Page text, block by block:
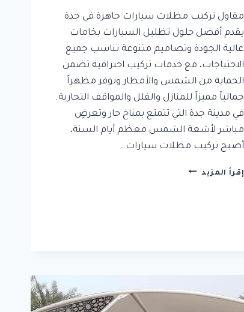
مقاول تركيب مظلات سيارات جاهزة في جدة
يقدم أفضل حلول تظليل السيارات بخامات
عالية الجودة وتصاميم متنوعة تناسب جميع
الاحتياجات، مع خدمات تركيب احترافية تضمن
الحماية من الشمس والأمطار وتوفر مظهراً
جمالياً مميزاً للمنازل والفلل والمواقف التجارية.
في مدينة جدة التي تتمتع بمناخ حار وتعرضٍ
مباشر لأشعة الشمس معظم أيام السنة،
أصبح تركيب مظلات سيارات…
إقرأ المزيد مقاول